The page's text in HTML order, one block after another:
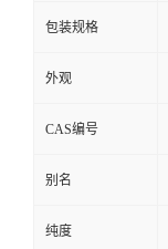
包装规格
外观
CAS编号
别名
纯度